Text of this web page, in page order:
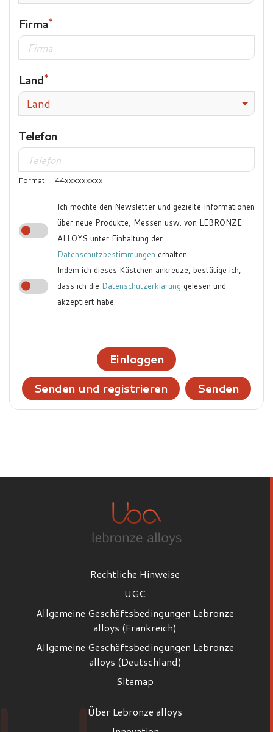
Firma
Land
Land
Telefon
Format: +44xxxxxxxxx
Ich möchte den Newsletter und gezielte Informationen
über neue Produkte, Messen usw. von LEBRONZE
ALLOYS unter Einhaltung der
Datenschutzbestimmungen erhalten.
Indem ich dieses Kästchen ankreuze, bestätige ich,
dass ich die Datenschutzerklärung gelesen und
akzeptiert habe.
Einloggen
Senden und registrieren
Senden
Rechtliche Hinweise
UGC
Allgemeine Geschäftsbedingungen Lebronze
alloys (Frankreich)
Allgemeine Geschäftsbedingungen Lebronze
alloys (Deutschland)
Sitemap
Über Lebronze alloys